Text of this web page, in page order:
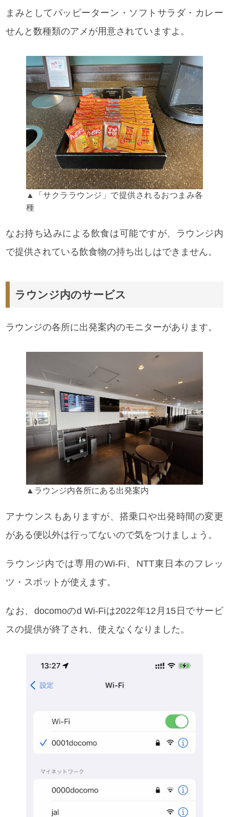
まみとしてパッピーターン・ソフトサラダ・カレー
せんと数種類のアメが用意されていますよ。
▲「サクララウンジ」で提供されるおつまみ各
種
なお持ち込みによる飲食は可能ですが、ラウンジ内
で提供されている飲食物の持ち出しはできません。
ラウンジ内のサービス
ラウンジの各所に出発案内のモニターがあります。
▲ラウンジ内各所にある出発案内
アナウンスもありますが、搭乗口や出発時間の変更
がある便以外は行ってないので気をつけましょう。
ラウンジ内では専用のWi-Fi、NTT東日本のフレッ
ツ・スポットが使えます。
なお、docomoのd Wi-Fiは2022年12月15日でサービ
スの提供が終了され、使えなくなりました。